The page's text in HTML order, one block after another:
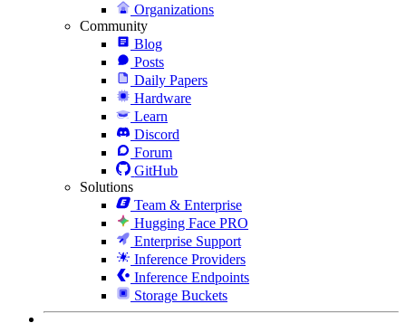
Organizations
Community
Blog
Posts
Daily Papers
Hardware
Learn
Discord
Forum
GitHub
Solutions
Team & Enterprise
Hugging Face PRO
Enterprise Support
Inference Providers
Inference Endpoints
Storage Buckets